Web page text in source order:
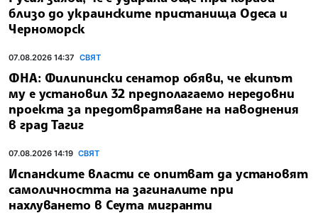
близо до украинските пристанища Одеса и
Черноморск
07.08.2026 14:37 СВЯТ
ФНА: Филипински сенатор обяви, че екипът
му е установил 32 предполагаемо нередовни
проекта за предотвратяване на наводнения
в град Тагиг
07.08.2026 14:19 СВЯТ
Испанските власти се опитват да установят
самоличността на загиналите при
нахлуването в Сеута мигранти